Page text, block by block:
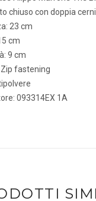
chiuso con doppia
23 cm
cm
9 cm
fastening
093314EX 1A